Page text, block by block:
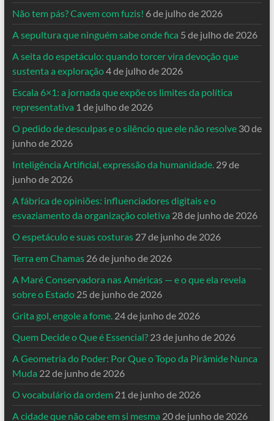
Não tem pás? Cavem com fuzis! 6 de julho de 2026
A sepultura que ninguém sabe onde fica 5 de julho de 2026
A seita do espetáculo: quando torcer vira devoção que
sustenta a exploração4 de julho de 2026
Escala 6×1: a jornada que expõe os limites da política
representativa 1 de julho de 2026
O pedido de desculpas e o silêncio que ele não resolve 30 de
junho de 2026
Inteligência Artificial, expressão da humanidade. 29 de
junho de 2026
A fábrica de opiniões: influenciadores digitais e o
esvaziamento da organização coletiva 28 de junho de 2026
O espetáculo e suas costuras 27 de junho de 2026
Terra em Chamas 26 de junho de 2026
A Maré Conservadora nas Américas — e o que ela revela
sobre o Estado 25 de junho de 2026
Grita gol, engole a fome. 24 de junho de 2026
Quem Decide o Que é Essencial? 23 de junho de 2026
A Geometria do Poder: Por Que o Topo da Pirâmide Nunca
Muda 22 de junho de 2026
O vocabulário da ordem 21 de junho de 2026
A cidade que não cabe em si mesma 20 de junho de 2026